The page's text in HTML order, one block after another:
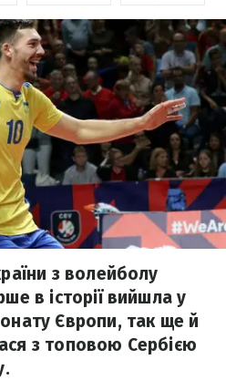
з волейболу
в історії вийшла у
Європи, так ще й
з топовою Сербією